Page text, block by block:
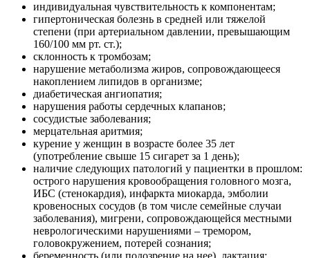
индивидуальная чувствительность к компонентам;
гипертоническая болезнь в средней или тяжелой
степени (при артериальном давлении, превышающим
160/100 мм рт. ст.);
склонность к тромбозам;
нарушение метаболизма жиров, сопровождающееся
накоплением липидов в организме;
диабетическая ангиопатия;
нарушения работы сердечных клапанов;
сосудистые заболевания;
мерцательная аритмия;
курение у женщин в возрасте более 35 лет
(употребление свыше 15 сигарет за 1 день);
наличие следующих патологий у пациентки в прошлом:
острого нарушения кровообращения головного мозга,
ИБС (стенокардия), инфаркта миокарда, эмболии
кровеносных сосудов (в том числе семейные случаи
заболевания), мигрени, сопровождающейся местными
неврологическими нарушениями – тремором,
головокружением, потерей сознания;
беременность (или подозрение на нее), лактация;